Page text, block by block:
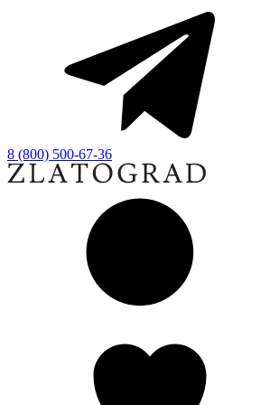
8 (800) 500-67-36